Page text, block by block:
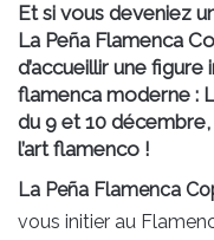
Et si vous deveniez
La Peña Flamenca
d’accueillir une
flamenca moderne :
du 9 et 10
l’art flamenco !
La Peña Flamenca
vous initier au